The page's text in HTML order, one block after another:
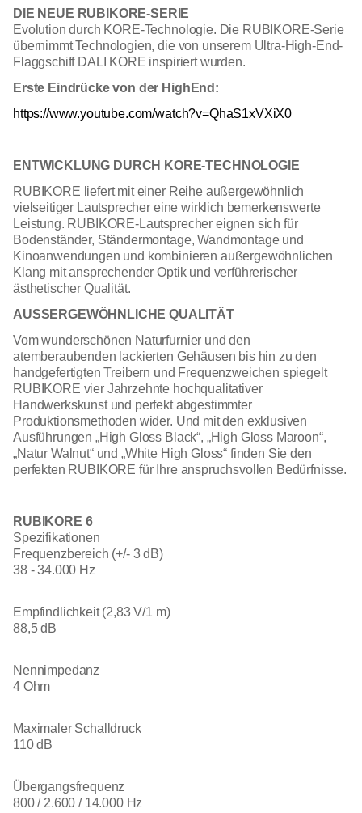
DIE NEUE RUBIKORE-SERIE
Evolution durch KORE-Technologie. Die RUBIKORE-Serie
übernimmt Technologien, die von unserem Ultra-High-End-
Flaggschiff DALI KORE inspiriert wurden.
Erste Eindrücke von der HighEnd:
https://www.youtube.com/watch?v=QhaS1xVXiX0
ENTWICKLUNG DURCH KORE-TECHNOLOGIE
RUBIKORE liefert mit einer Reihe außergewöhnlich
vielseitiger Lautsprecher eine wirklich bemerkenswerte
Leistung. RUBIKORE-Lautsprecher eignen sich für
Bodenständer, Ständermontage, Wandmontage und
Kinoanwendungen und kombinieren außergewöhnlichen
Klang mit ansprechender Optik und verführerischer
ästhetischer Qualität.
AUSSERGEWÖHNLICHE QUALITÄT
Vom wunderschönen Naturfurnier und den
atemberaubenden lackierten Gehäusen bis hin zu den
handgefertigten Treibern und Frequenzweichen spiegelt
RUBIKORE vier Jahrzehnte hochqualitativer
Handwerkskunst und perfekt abgestimmter
Produktionsmethoden wider. Und mit den exklusiven
Ausführungen „High Gloss Black“, „High Gloss Maroon“,
„Natur Walnut“ und „White High Gloss“ finden Sie den
perfekten RUBIKORE für Ihre anspruchsvollen Bedürfnisse.
RUBIKORE 6
Spezifikationen
Frequenzbereich (+/- 3 dB)
38 - 34.000 Hz
Empfindlichkeit (2,83 V/1 m)
88,5 dB
Nennimpedanz
4 Ohm
Maximaler Schalldruck
110 dB
Übergangsfrequenz
800 / 2.600 / 14.000 Hz